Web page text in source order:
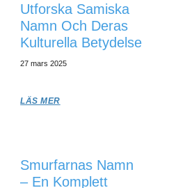
Utforska Samiska
Namn Och Deras
Kulturella Betydelse
27 mars 2025
LÄS MER
Smurfarnas Namn
– En Komplett